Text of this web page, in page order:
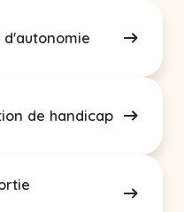
de handicap